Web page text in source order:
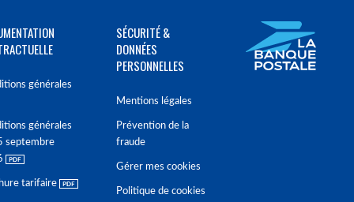
générales
générales
septembre
tarifaire
SÉCURITÉ &
DONNÉES
PERSONNELLES
Mentions légales
Prévention de la
fraude
Gérer mes cookies
Politique de cookies